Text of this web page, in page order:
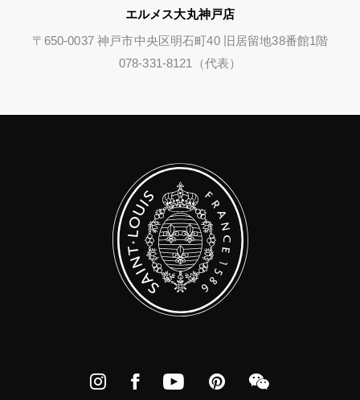
エルメス大丸神戸店
〒650-0037 神戸市中央区明石町40 旧居留地38番館1階
078-331-8121（代表）
InstagramFacebookYouTubePinterest